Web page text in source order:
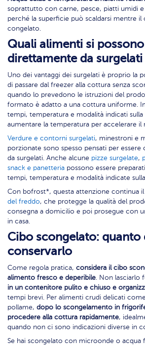
soprattutto con carne, pesce, piatti umidi e
perché la superficie può scaldarsi mentre
congelato.
Quali alimenti si
direttamente da surgelati
Uno dei vantaggi dei surgelati è proprio la
di passare dal freezer alla cottura senza
quando lo prevedono le istruzioni del
formato è adatto a una cottura uniforme.
tempi, temperatura e modalità indicati
aumentare la temperatura per accelerare il
Verdure e contorni surgelati, minestroni e
porzionate sono spesso pensati per
da surgelati. Anche alcune pizze surgelate,
snack e panetteria possono essere
tempi, temperatura e modalità indicate
Con bofrost*, questa attenzione continua il
del freddo, che protegge la qualità del
consegna a domicilio e poi prosegue con
in casa.
Cibo scongelato: quanto
conservarlo
Come regola pratica, considera il cibo
alimento fresco e deperibile. Non lasciarlo
in un contenitore pulito e chiuso e
tempi brevi. Per alimenti crudi delicati
pollame, dopo lo scongelamento in
procedere alla cottura rapidamente,
quando non ci sono indicazioni diverse in
Se hai scongelato con microonde o acqua